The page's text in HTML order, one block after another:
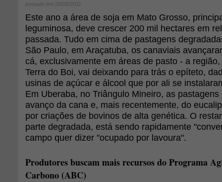
postado em 28/09/2011
Este ano a área de soja em Mato Grosso,
leguminosa, deve crescer 200 mil hectares em
passada. Tudo em cima de pastagens
São Paulo, em Araçatuba, os canaviais
cá, exclusivamente em áreas de pasto - a
Terra do Boi, vai deixando para trás o epíteto,
usinas de açúcar e álcool que por ali se
Em Uberaba, no Triângulo Mineiro, as
avanço da cana e, mais recentemente, do
por criações de bovinos de alta genética. O
parte degradada, está sendo rapidamente
campo quer dizer "ocupado por lavoura".
Produtores buscam mais recursos do Programa
Carbono (ABC)